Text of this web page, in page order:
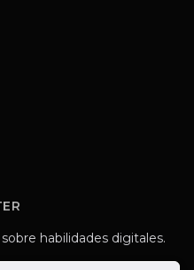
habilidades digitales.